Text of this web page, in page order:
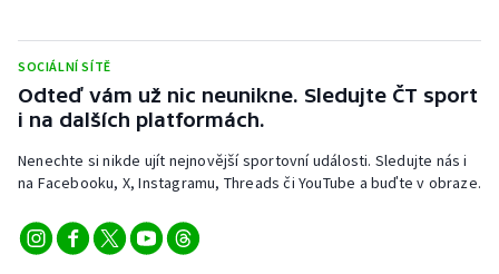
SOCIÁLNÍ SÍTĚ
Odteď vám už nic neunikne. Sledujte ČT sport
i na dalších platformách.
Nenechte si nikde ujít nejnovější sportovní události. Sledujte nás i
na Facebooku, X, Instagramu, Threads či YouTube a buďte v obraze.